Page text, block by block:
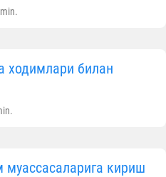
ходимлари билан
кириш